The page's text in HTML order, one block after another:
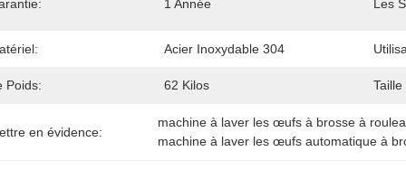
1 Année Les
Acier Inoxydable 304
Poids: 62 Kilos
en évidence:
machine à laver les œufs à brosse à
machine à laver les œufs automatique à